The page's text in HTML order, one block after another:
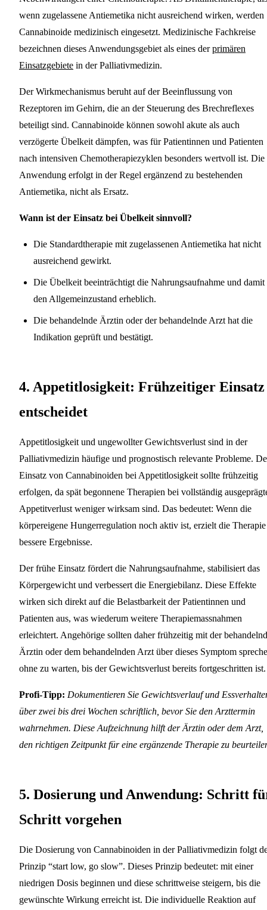
wenn zugelassene Antiemetika nicht ausreichend wirken, werden
Cannabinoide medizinisch eingesetzt. Medizinische Fachkreise
bezeichnen dieses Anwendungsgebiet als eines derprimären
Einsatzgebiete in der Palliativmedizin.
Der Wirkmechanismus beruht auf der Beeinflussung von
Rezeptoren im Gehirn, die an der Steuerung des Brechreflexes
beteiligt sind. Cannabinoide können sowohl akute als auch
verzögerte Übelkeit dämpfen, was für Patientinnen und Patienten
nach intensiven Chemotherapiezyklen besonders wertvoll ist. Die
Anwendung erfolgt in der Regel ergänzend zu bestehenden
Antiemetika, nicht als Ersatz.
Wann ist der Einsatz bei Übelkeit sinnvoll?
Die Standardtherapie mit zugelassenen Antiemetika hat nicht
ausreichend gewirkt.
Die Übelkeit beeinträchtigt die Nahrungsaufnahme und damit
den Allgemeinzustand erheblich.
Die behandelnde Ärztin oder der behandelnde Arzt hat die
Indikation geprüft und bestätigt.
4. Appetitlosigkeit: Frühzeitiger Einsatz
entscheidet
Appetitlosigkeit und ungewollter Gewichtsverlust sind in der
Palliativmedizin häufige und prognostisch relevante Probleme.
Einsatz von Cannabinoiden bei Appetitlosigkeit sollte frühzeitig
erfolgen, da spät begonnene Therapien bei vollständig
Appetitverlust weniger wirksam sind. Das bedeutet: Wenn die
körpereigene Hungerregulation noch aktiv ist, erzielt die Therapie
bessere Ergebnisse.
Der frühe Einsatz fördert die Nahrungsaufnahme, stabilisiert das
Körpergewicht und verbessert die Energiebilanz. Diese Effekte
wirken sich direkt auf die Belastbarkeit der Patientinnen und
Patienten aus, was wiederum weitere Therapiemassnahmen
erleichtert. Angehörige sollten daher frühzeitig mit der
Ärztin oder dem behandelnden Arzt über dieses Symptom
ohne zu warten, bis der Gewichtsverlust bereits fortgeschritten ist.
Profi-Tipp: Dokumentieren Sie Gewichtsverlauf und
über zwei bis drei Wochen schriftlich, bevor Sie den Arzttermin
wahrnehmen. Diese Aufzeichnung hilft der Ärztin oder dem Arzt,
den richtigen Zeitpunkt für eine ergänzende Therapie zu
5. Dosierung und Anwendung: Schritt
Schritt vorgehen
Die Dosierung von Cannabinoiden in der Palliativmedizin folgt
Prinzip “start low, go slow”. Dieses Prinzip bedeutet: mit einer
niedrigen Dosis beginnen und diese schrittweise steigern, bis die
gewünschte Wirkung erreicht ist. Die individuelle Reaktion auf